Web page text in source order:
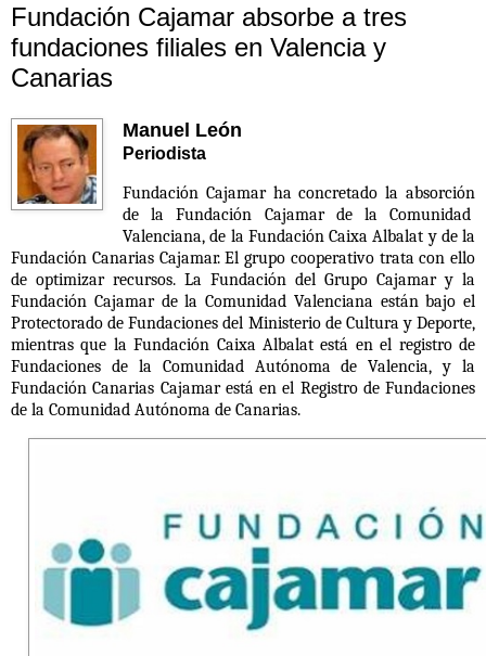
Fundación Cajamar absorbe a tres
fundaciones filiales en Valencia y
Canarias
Manuel León
Periodista
Fundación Cajamar ha concretado la absorción
de la Fundación Cajamar de la Comunidad
Valenciana, de la Fundación Caixa Albalat y de la
Fundación Canarias Cajamar. El grupo cooperativo trata con ello
de optimizar recursos. La Fundación del Grupo Cajamar y la
Fundación Cajamar de la Comunidad Valenciana están bajo el
Protectorado de Fundaciones del Ministerio de Cultura y Deporte,
mientras que la Fundación Caixa Albalat está en el registro de
Fundaciones de la Comunidad Autónoma de Valencia, y la
Fundación Canarias Cajamar está en el Registro de Fundaciones
de la Comunidad Autónoma de Canarias.